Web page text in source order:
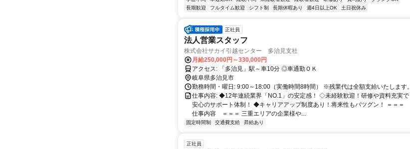
長期歓迎
フルタイム歓迎 シフト制 長期休暇あり 週4日以上OK 土日祝休み
正社員
法人営業スタッフ
株式会社サカイ引越センター 多治見支社
月給250,000円～330,000円
アクセス: 「多治見」駅～車10分 ◎車通勤ＯＫ
岐阜県多治見市
勤務時間・曜日: 9:00～18:00（実働時間8時間） ※残業代は全額支給いたします。
仕事内容: ◆12年連続業界「NO.1」の安定感！ ◇未経験歓迎！研修や資料充実で
安心のサポート体制！ ◆キャリアアップ制度あり！将来性もバツグン！ ＝＝＝
仕事内容 ＝＝＝ 三重エリアの企業様や...
固定時間制 交通費支給 昇給あり
正社員